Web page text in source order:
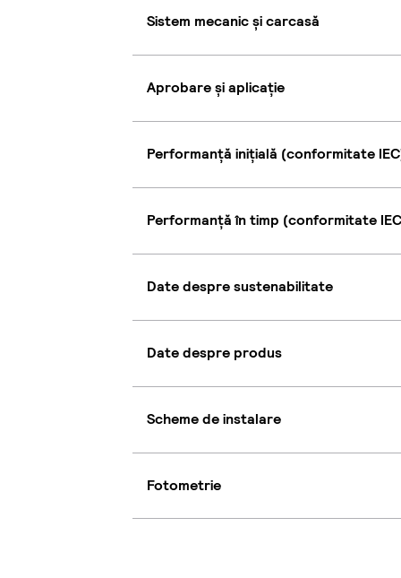
Sistem mecanic și carcasă
Aprobare și aplicație
Performanță inițială (conformitate
Performanță în timp (conformitate
Date despre sustenabilitate
Date despre produs
Scheme de instalare
Fotometrie